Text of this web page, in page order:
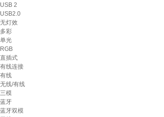
USB 2
USB2.0
无灯效
多彩
单光
RGB
直插式
有线连接
有线
无线/有线
三模
蓝牙
蓝牙双模